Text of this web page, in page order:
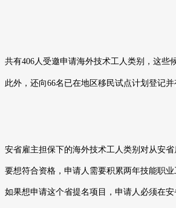
共有406 人受邀申请海外技术工人类别，这些
此外，还向66名已在地区移民试点计划登记
安省雇主担保下的海外技术工人类别对从安
要想符合资格，申请人需要积累两年技能职
如果想申请这个省提名项目，申请人必须在